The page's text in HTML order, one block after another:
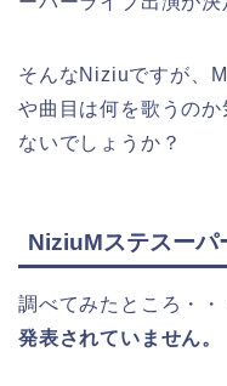
そんなNiziuですが、
や曲目は何を歌うの
ないでしょうか？
NiziuMステスーパ
調べてみたところ・・
発表されていません。